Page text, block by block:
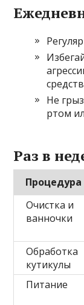
Не
ртом
Раз в
Процедура
Очистка и
ванночки
Обработка
кутикулы
Питание